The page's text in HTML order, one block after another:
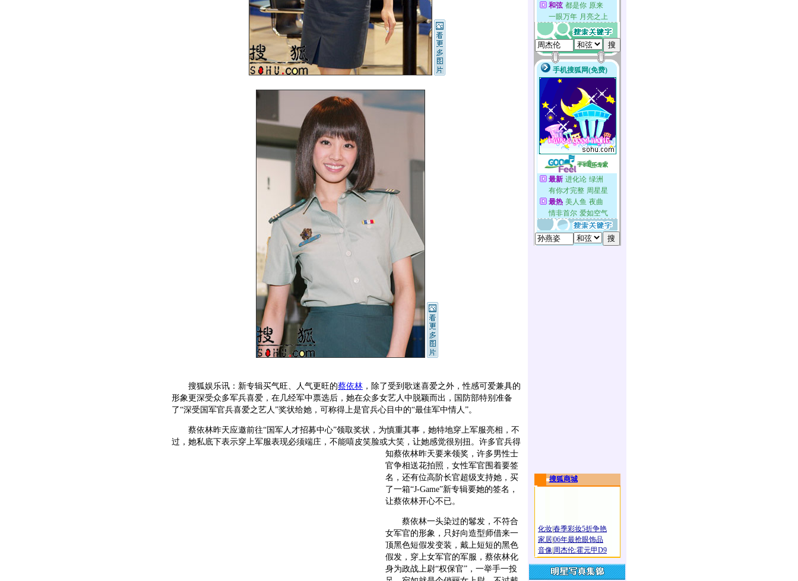
搜狐娱乐讯：新专辑买气旺、人气更旺的蔡依林 ，除了受到歌迷喜爱之外，性感可爱兼具的
形象更深受众多军兵喜爱，在几经军中票选后，她在众多女艺人中脱颖而出，国防部特别准备
了“深受国军官兵喜爱之艺人”奖状给她，可称得上是官兵心目中的“最佳军中情人”。
蔡依林昨天应邀前往“国军人才招募中心”领取奖状，为慎重其事，她特地穿上军服亮相，不
过，她私底下表示穿上军服表现必须端庄，不能嘻皮笑脸或大笑，让她感觉很别扭。 许多官兵得
知蔡依林昨天要来领奖，许多男性士
官争相送花拍照，女性军官围着要签
名，还有位高阶长官超级支持她，买
了一箱“J-Game”新专辑要她的签名，
让蔡依林开心不已。
蔡依林一头染过的鬈发，不符合
女军官的形象，只好向造型师借来一
顶黑色短假发变装，戴上短短的黑色
假发，穿上女军官的军服，蔡依林化
身为政战上尉“权保官”，一举手一投
搜狐商城
化妆春季彩妆5折争艳
家居06年最抢眼饰品
音像 周杰伦:霍元甲D9